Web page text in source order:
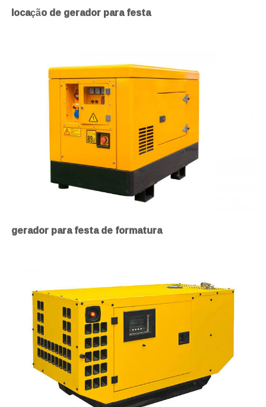
locação de gerador para festa
gerador para festa de formatura